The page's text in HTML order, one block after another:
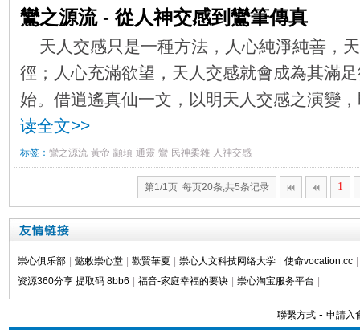
鸞之源流 - 從人神交感到鸞筆傳真
天人交感只是一種方法，人心純淨純善，
徑；人心充滿欲望，天人交感就會成為其滿
始。借逍遙真仙一文，以明天人交感之演變
读全文>>
标签： 鸞之源流 黃帝 顓頊 通靈 鸞 民神柔雜 人神交感
第1/1页 每页20条,共5条记录 1
崇心俱乐部 懿敕崇心堂 歡賢華夏 崇心人文科技网络大学 使命vocation.cc
资源360分享 提取码 8bb6
福音-家庭幸福的要诀 崇心淘宝服务平台
聯繫方式- 申請入